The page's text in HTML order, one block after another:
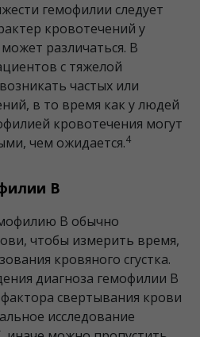
гемофилии следует
кровотечений у
различаться. В
с тяжелой
частых или
в то время как у людей
кровотечения могут
чем ожидается.4
В
B обычно
чтобы измерить время,
кровяного сгустка.
диагноза гемофилии B
свертывания крови
исследование